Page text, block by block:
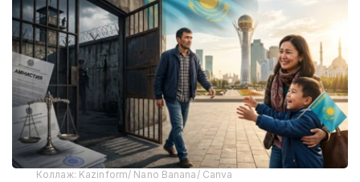
Коллаж: Kazinform/ Nano Banana/ Canva